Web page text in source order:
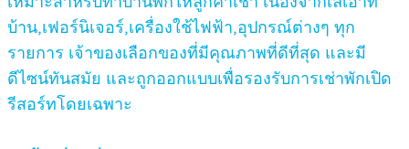
บ้าน,เฟอร์นิเจอร์,เครื่องใช้ไฟฟ้า,อุปกรณ์ต่างๆ ทุก
รายการ เจ้าของเลือกของที่มีคุณภาพที่ดีที่สุด และมี
ดีไซน์ทันสมัย และถูกออกแบบเพื่อรองรับการเช่าพักเปิด
รีสอร์ทโดยเฉพาะ